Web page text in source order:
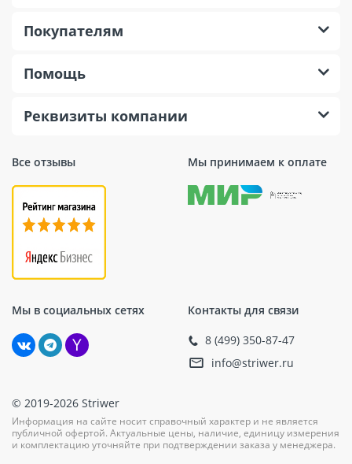
Все отзывы Мы принимаем к оплате
Мы в социальных сетях Контакты для связи
8 (499) 350-87-47
info@striwer.ru
Покупателям
Помощь
Реквизиты компании
© 2019-2026 Striwer
Информация на сайте носит справочный характер и не является
публичной офертой. Актуальные цены, наличие, единицу измерения
и комплектацию уточняйте при подтверждении заказа у менеджера.